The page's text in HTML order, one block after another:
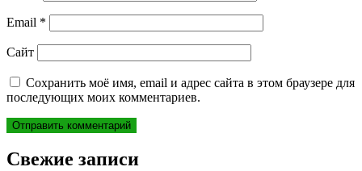
Email *
Сайт
Сохранить моё имя, email и адрес сайта в этом браузере для
последующих моих комментариев.
Свежие записи